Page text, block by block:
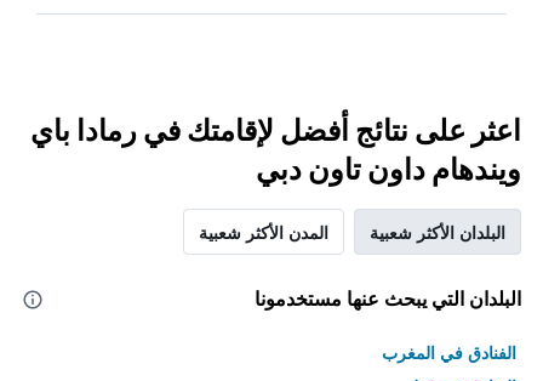
اعثر على نتائج أفضل لإقامتك في رمادا باي
ويندهام داون تاون دبي
البلدان الأكثر شعبية المدن الأكثر شعبية
البلدان التي يبحث عنها مستخدمونا
الفنادق في المغرب